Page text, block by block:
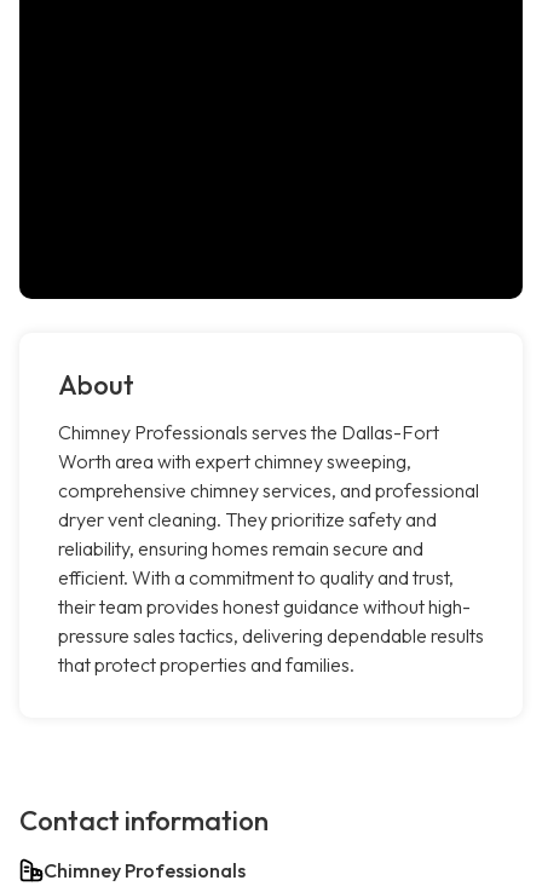
About
Chimney Professionals serves the Dallas-Fort
Worth area with expert chimney sweeping,
comprehensive chimney services, and professional
dryer vent cleaning. They prioritize safety and
reliability, ensuring homes remain secure and
efficient. With a commitment to quality and trust,
their team provides honest guidance without high-
pressure sales tactics, delivering dependable results
that protect properties and families.
Contact information
Chimney Professionals